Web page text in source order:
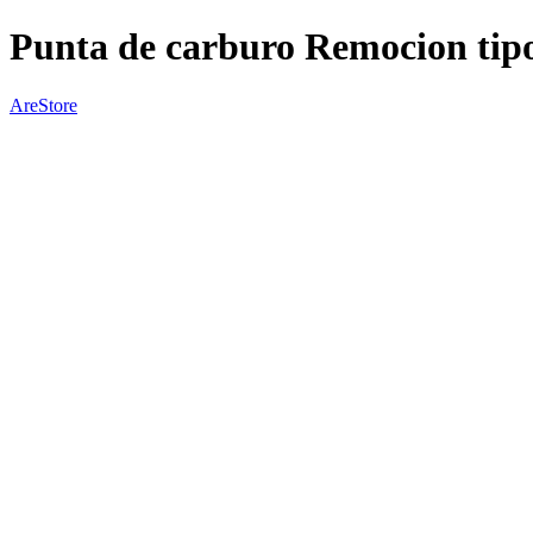
Punta de carburo Remocion
AreStore